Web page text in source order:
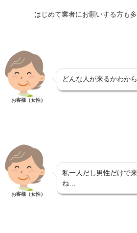
はじめて業者にお願いする方も多
お客様（女性）
どんな人が来るかわか
お客様（女性）
私一人だし男性だけで
ね…